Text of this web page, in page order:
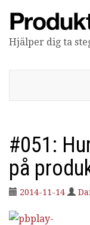
Hjälper dig ta
#051:
på
2014-11-14